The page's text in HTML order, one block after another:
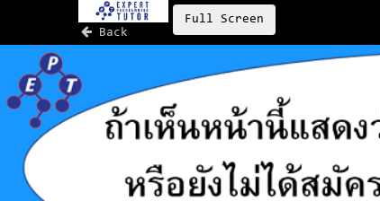
Back
Full Screen